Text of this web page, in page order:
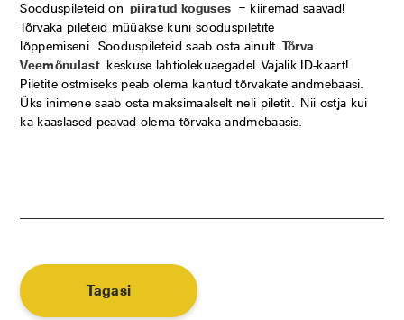
Sooduspileteid onpiiratud koguses – kiiremad saavad!
Tõrvaka pileteid müüakse kuni sooduspiletite
lõppemiseni. Sooduspileteid saab osta ainultTõrva
Veemõnulast keskuse lahtiolekuaegadel. Vajalik ID-kaart!
Piletite ostmiseks peab olema kantud tõrvakate andmebaasi.
Üks inimene saab osta maksimaalselt neli piletit. Nii ostja kui
ka kaaslased peavad olema tõrvaka andmebaasis.
Tagasi